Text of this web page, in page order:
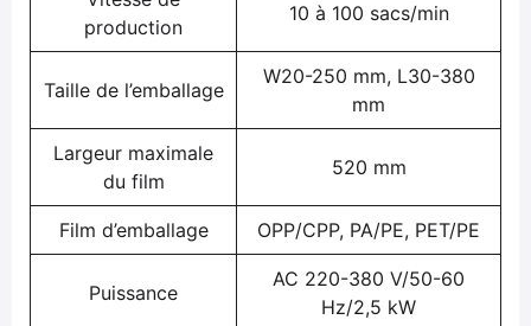
production
10 à 100 sacs/min
Taille de l’emballage
W20-250 mm, L30-380
mm
Largeur maximale
du film
520 mm
Film d’emballage OPP/CPP, PA/PE, PET/PE
Puissance
AC 220-380 V/50-60
Hz/2,5 kW